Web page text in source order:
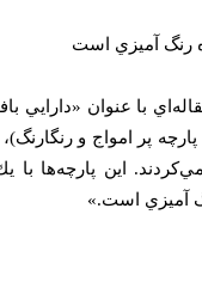
رنگ آميزي است
با عنوان «دارايي
پر امواج و
اين پارچه‌ها
آميزي است.»